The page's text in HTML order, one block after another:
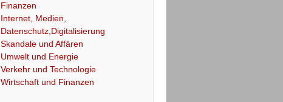
Finanzen
Internet, Medien,
Datenschutz,Digitalisierung
Skandale und Affären
Umwelt und Energie
Verkehr und Technologie
Wirtschaft und Finanzen